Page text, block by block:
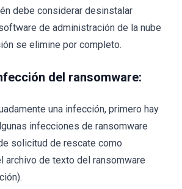
debe considerar desinstalar
de administración de la nube
se elimine por completo.
del ransomware:
una infección, primero hay
infecciones de ransomware
solicitud de rescate como
archivo de texto del ransomware